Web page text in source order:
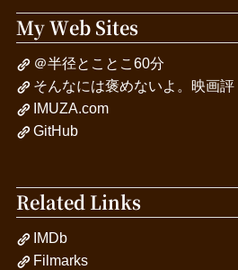
My Web Sites
＠半径とことこ60分
そんなには褒めないよ。映画評
IMUZA.com
GitHub
Related Links
IMDb
Filmarks